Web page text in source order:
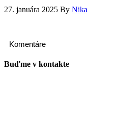
27. januára 2025 By Nika
Komentáre
Buďme v kontakte